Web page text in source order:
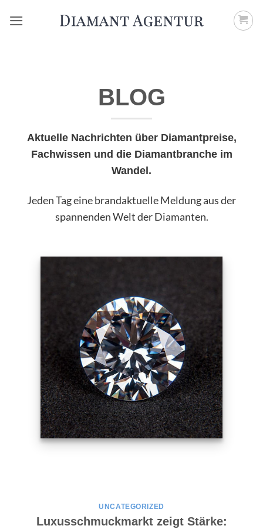
Inhalt
BLOG
Aktuelle Nachrichten über Diamantpreise,
Fachwissen und die Diamantbranche im
Wandel.
Jeden Tageine brandaktuelle Meldung aus der
spannenden Welt der Diamanten.
UNCATEGORIZED
Luxusschmuckmarkt zeigt Stärke: